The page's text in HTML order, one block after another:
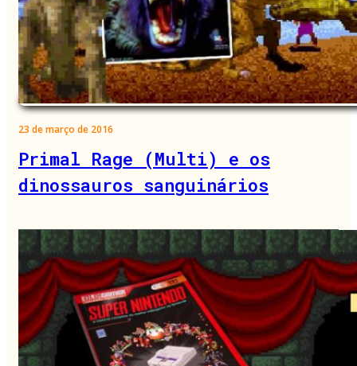
23 de março de 2016
Primal Rage (Multi) e os
dinossauros sanguinários